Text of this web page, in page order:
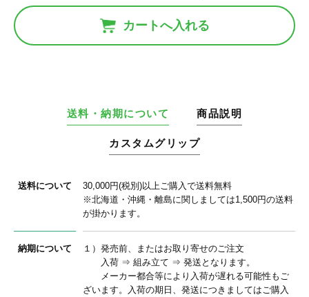
カートへ入れる
送料・納期について 商品説明
カスタムグリップ
送料について
30,000円(税別)以上ご購入で送料無料
※北海道・沖縄・離島に関しましては1,500円の送料
が掛かります。
納期について
１）発売前、またはお取り寄せのご注文
入荷 ⇒ 組み立て ⇒ 発送となります。
メーカー都合等により入荷が遅れる可能性もご
ざいます。入荷の期日、発送につきましてはご購入